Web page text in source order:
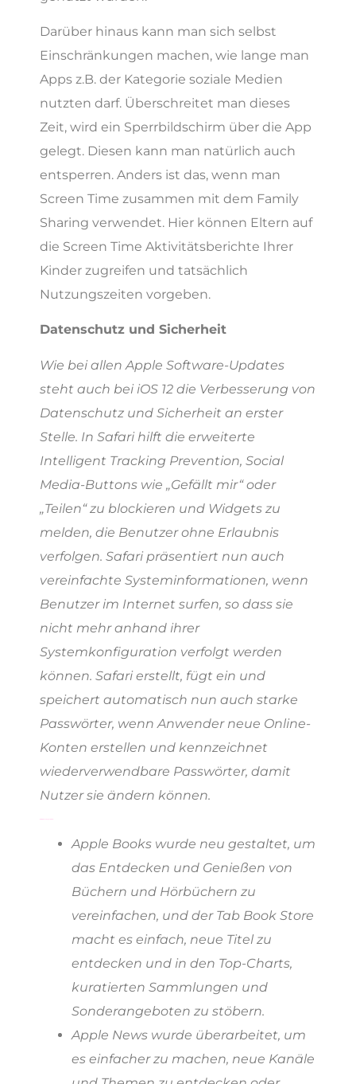
Darüber hinaus kann man sich selbst
Einschränkungen machen, wie lange man
Apps z.B. der Kategorie soziale Medien
nutzten darf. Überschreitet man dieses
Zeit, wird ein Sperrbildschirm über die App
gelegt. Diesen kann man natürlich auch
entsperren. Anders ist das, wenn man
Screen Time zusammen mit dem Family
Sharing verwendet. Hier können Eltern auf
die Screen Time Aktivitätsberichte Ihrer
Kinder zugreifen und tatsächlich
Nutzungszeiten vorgeben.
Datenschutz und Sicherheit
Wie bei allen Apple Software-Updates
steht auch bei iOS 12 die Verbesserung von
Datenschutz und Sicherheit an erster
Stelle. In Safari hilft die erweiterte
Intelligent Tracking Prevention, Social
Media-Buttons wie „Gefällt mir“ oder
„Teilen“ zu blockieren und Widgets zu
melden, die Benutzer ohne Erlaubnis
verfolgen. Safari präsentiert nun auch
vereinfachte Systeminformationen, wenn
Benutzer im Internet surfen, so dass sie
nicht mehr anhand ihrer
Systemkonfiguration verfolgt werden
können. Safari erstellt, fügt ein und
speichert automatisch nun auch starke
Passwörter, wenn Anwender neue Online-
Konten erstellen und kennzeichnet
wiederverwendbare Passwörter, damit
Nutzer sie ändern können.
Apple Books wurde neu gestaltet, um
das Entdecken und Genießen von
Büchern und Hörbüchern zu
vereinfachen, und der Tab Book Store
macht es einfach, neue Titel zu
entdecken und in den Top-Charts,
kuratierten Sammlungen und
Sonderangeboten zu stöbern.
Apple News wurde überarbeitet, um
es einfacher zu machen, neue Kanäle